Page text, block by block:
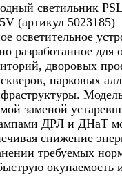
светильник
(артикул
осветительное
разработанное для
дворовых
парковых
заменой
ДРЛ и ДНаТ
снижение
требуемых
окупаемость